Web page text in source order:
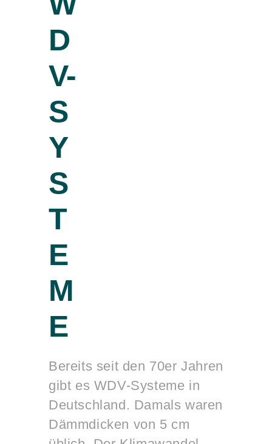
D
V-
S
Y
S
T
E
M
E
Bereits seit den 70er Jahren
gibt es WDV-Systeme in
Deutschland. Damals waren
Dämmdicken von 5 cm